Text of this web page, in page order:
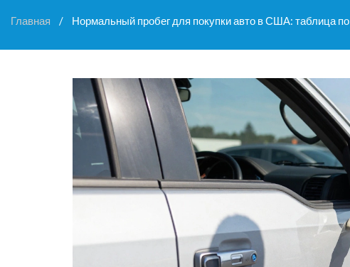
Главная Нормальный пробег для покупки авто в США: таблица по